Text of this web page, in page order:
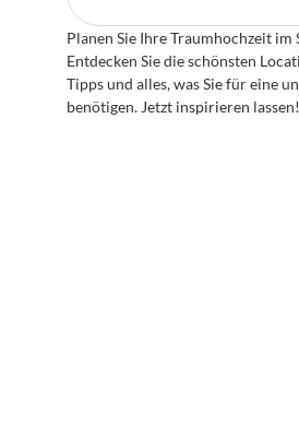
Planen Sie Ihre Traumhochzeit im
Entdecken Sie die schönsten
Tipps und alles, was Sie für eine
benötigen. Jetzt inspirieren lassen!